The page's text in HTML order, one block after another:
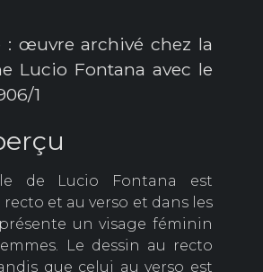
œuvre archivé chez la
Lucio Fontana avec le
1
de Lucio Fontana est
recto et au verso et dans les
un visage féminin
Le dessin au recto
que celui au verso est